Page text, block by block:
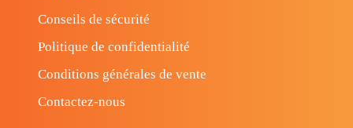
Conseils de sécurité
Politique de confidentialité
Conditions générales de vente
Contactez-nous